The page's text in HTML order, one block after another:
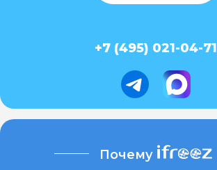
+7 (495) 021-04-71
Почему